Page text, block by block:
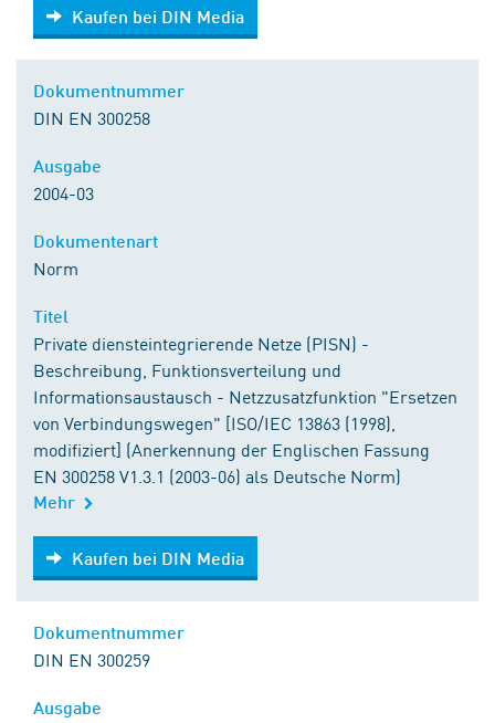
Kaufen bei DIN Media
Kaufen bei DIN Media
DIN EN 300258
2004-03
Norm
Private diensteintegrierende Netze (PISN) -
Beschreibung, Funktionsverteilung und
Informationsaustausch - Netzzusatzfunktion "Ersetzen
von Verbindungswegen" [ISO/IEC 13863 (1998),
modifiziert] (Anerkennung der Englischen Fassung
EN 300258 V1.3.1 (2003-06) als Deutsche Norm)
Mehr
Kaufen bei DIN Media
Kaufen bei DIN Media
DIN EN 300259